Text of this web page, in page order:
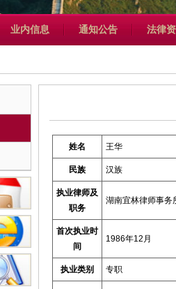
业内信息 通知公告 法律
姓名 王华
民族 汉族
执业律师及
职务
湖南宜林律师事务
首次执业时
间
1986年12月
执业类别 专职